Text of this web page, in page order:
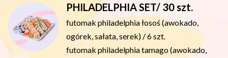
PHILADELPHIA SET/ 30 szt.
futomak philadelphia łosoś (awokado,
ogórek, sałata, serek) / 6 szt.
futomak philadelphia tamago (awokado,